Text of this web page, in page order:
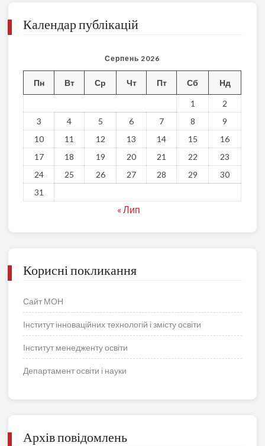
Календар публікацій
Серпень 2026
Пн Вт Ср Чт Пт Сб Нд
1
2
3
4 5 6 7 8
9
10
11 12 13 14 15
16
17
18 19 20 21 22
23
24
25 26 27 28 29
30
31
« Лип
Корисні покликання
Сайт МОН
Інститут інноваційних технологій і змісту освіти
Інститут менедженту освіти
Департамент освіти і науки
Архів повідомлень